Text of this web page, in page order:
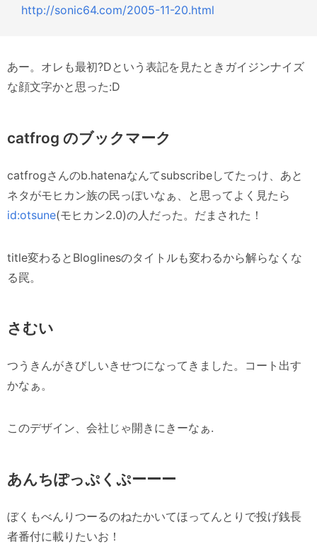
http://sonic64.com/2005-11-20.html
あー。オレも最初?Dという表記を見たときガイジンナイズ
な顔文字かと思った:D
catfrog のブックマーク
catfrogさんのb.hatenaなんてsubscribeしてたっけ、あと
ネタがモヒカン族の民っぽいなぁ、と思ってよく見たら
id:otsune(モヒカン2.0)の人だった。だまされた！
title変わるとBloglinesのタイトルも変わるから解らなくな
る罠。
さむい
つうきんがきびしいきせつになってきました。コート出す
かなぁ。
このデザイン、会社じゃ開きにきーなぁ.
あんちぽっぷくぷーーー
ぼくもべんりつーるのねたかいてほってんとりで投げ銭長
者番付に載りたいお！